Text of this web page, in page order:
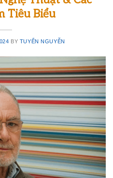
Tiêu Biểu
BY TUYỂN NGUYỄN